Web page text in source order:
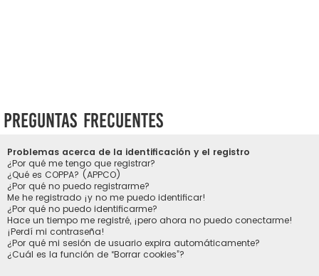
Preguntas Frecuentes
Problemas acerca de la identificación y el registro
¿Por qué me tengo que registrar?
¿Qué es COPPA? (APPCO)
¿Por qué no puedo registrarme?
Me he registrado ¡y no me puedo identificar!
¿Por qué no puedo identificarme?
Hace un tiempo me registré, ¡pero ahora no puedo conectarme!
¡Perdí mi contraseña!
¿Por qué mi sesión de usuario expira automáticamente?
¿Cuál es la función de “Borrar cookies”?